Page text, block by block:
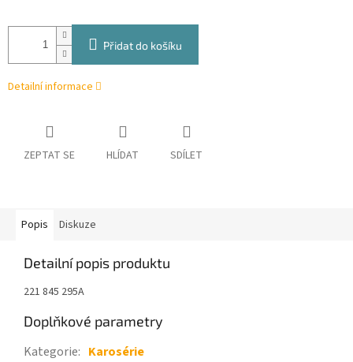
Přidat do košíku
Detailní informace
ZEPTAT SE HLÍDAT SDÍLET
Popis Diskuze
Detailní popis produktu
221 845 295A
Doplňkové parametry
Kategorie: Karosérie